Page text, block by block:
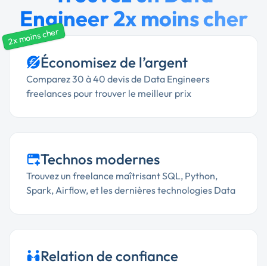
Engineer 2x moins cher
2x moins cher
Économisez de l’argent
Comparez 30 à 40 devis de Data Engineers
freelances pour trouver le meilleur prix
Technos modernes
Trouvez un freelance maîtrisant SQL, Python,
Spark, Airflow, et les dernières technologies Data
Relation de confiance